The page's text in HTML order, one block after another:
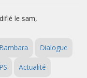
le sam,
Dialogue
Actualité